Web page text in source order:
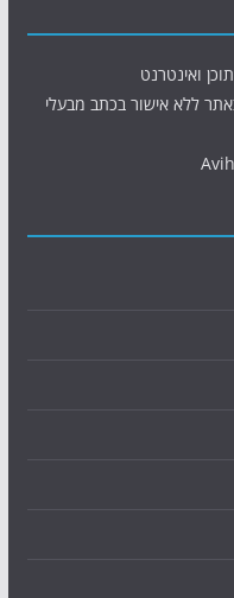
ואינטרנט
ללא אישור בכתב מבעלי